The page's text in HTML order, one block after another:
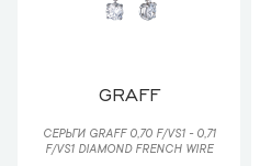
GRAFF
СЕРЬГИ GRAFF 0,70 F/VS1 - 0,71
F/VS1 DIAMOND FRENCH WIRE